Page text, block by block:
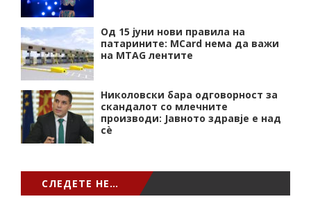
Од 15 јуни нови правила на
патарините: MCard нема да важи
на MTAG лентите
Николовски бара одговорност за
скандалот со млечните
производи: Јавното здравје е над
сѐ
СЛЕДЕТЕ НЕ…